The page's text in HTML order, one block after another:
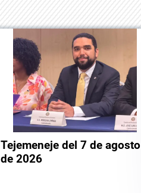
Tejemeneje del 7 de agosto
de 2026